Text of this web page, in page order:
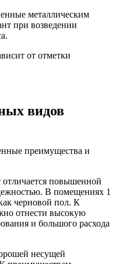
металлическим
при возведении
от отметки
видов
преимущества и
повышенной
В помещениях 1
черновой пол. К
отнести высокую
и большого расхода
несущей